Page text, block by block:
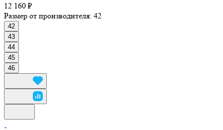
12 160 ₽
Размер от производителя: 42
42
43
44
45
46